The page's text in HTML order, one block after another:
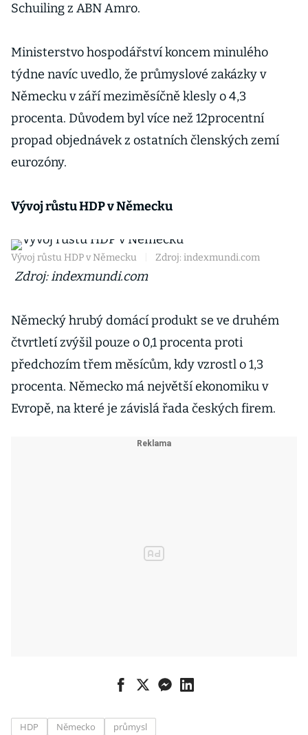
Schuiling z ABN Amro.
Ministerstvo hospodářství koncem minulého
týdne navíc uvedlo, že průmyslové zakázky v
Německu v září meziměsíčně klesly o 4,3
procenta. Důvodem byl více než 12procentní
propad objednávek z ostatních členských zemí
eurozóny.
Vývoj růstu HDP v Německu
Vývoj růstu HDP v Německu Zdroj: indexmundi.com
Zdroj: indexmundi.com
Německý hrubý domácí produkt se ve druhém
čtvrtletí zvýšil pouze o 0,1 procenta proti
předchozím třem měsícům, kdy vzrostl o 1,3
procenta. Německo má největší ekonomiku v
Evropě, na které je závislá řada českých firem.
HDP Německo průmysl